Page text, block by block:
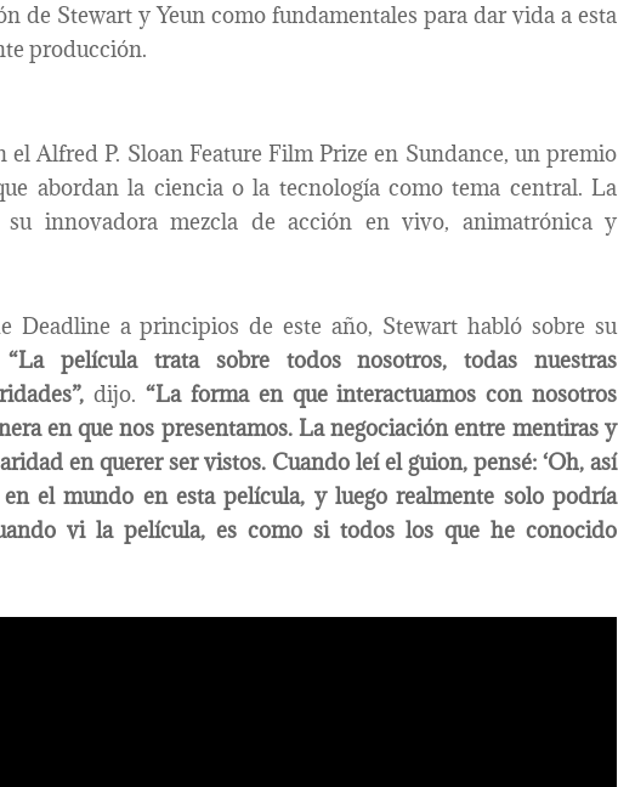
de Stewart y Yeun como fundamentales para dar vida a esta
producción.
el Alfred P. Sloan Feature Film Prize en Sundance, un premio
abordan la ciencia o la tecnología como tema central. La
innovadora mezcla de acción en vivo, animatrónica y
Deadline a principios de este año, Stewart habló sobre su
“La película trata sobre todos nosotros, todas nuestras
dijo.“La forma en que interactuamos con nosotros
en que nos presentamos. La negociación entre mentiras y
en querer ser vistos. Cuando leí el guion, pensé: ‘Oh, así
el mundo en esta película, y luego realmente solo podría
vi la película, es como si todos los que he conocido